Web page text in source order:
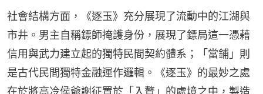
社會結構方面，《逐玉》充分展現了流動中的江湖與
市井。男主自稱鏢師掩護身份，展現了鏢局這一憑藉
信用與武力建立起的獨特民間契約體系；「當鋪」則
是古代民間獨特金融運作邏輯。《逐玉》的最妙之處